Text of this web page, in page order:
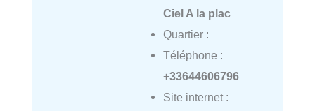
Ciel A la plac
Quartier :
Téléphone :
+33644606796
Site internet :